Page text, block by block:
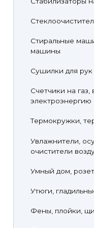
Стиральные
машины
Сушилки для рук
Счетчики на газ,
электроэнергию
Термокружки,
Увлажнители,
очистители
Умный дом,
Утюги,
Фены, плойки,